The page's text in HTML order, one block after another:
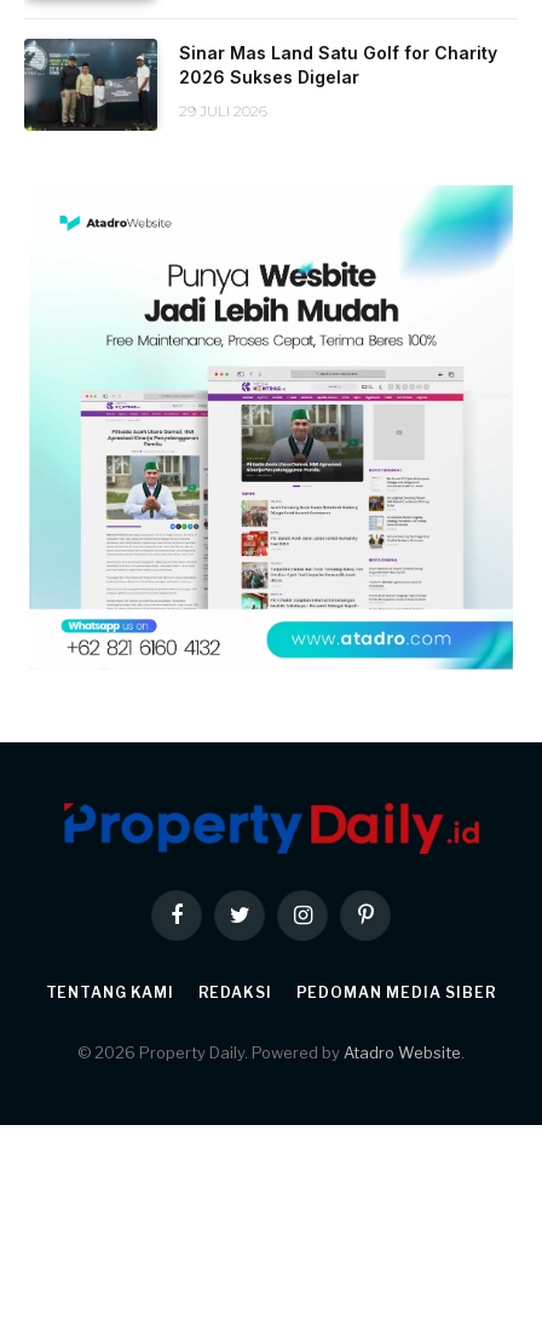
Sinar Mas Land Satu Golf for Charity
2026 Sukses Digelar
29 JULI 2026
FacebookTwitter InstagramPinterest
TENTANG KAMI REDAKSI PEDOMAN MEDIA SIBER
© 2026 Property Daily. Powered by Atadro Website